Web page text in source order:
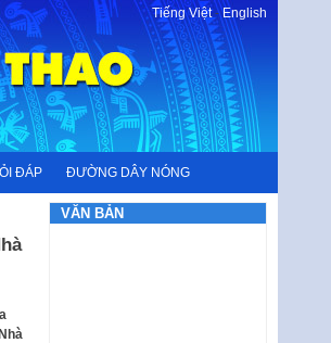
Tiếng Việt-English
ĐÁP ĐƯỜNG DÂY NÓNG
VĂN BẢN